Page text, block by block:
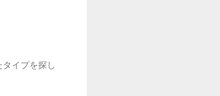
イプを探し